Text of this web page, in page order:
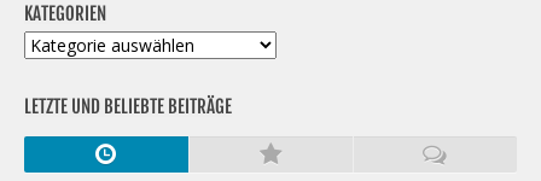
KATEGORIEN
Kategorien
LETZTE UND BELIEBTE BEITRÄGE